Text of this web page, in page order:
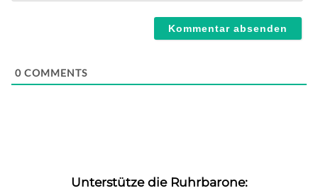
0 COMMENTS
Unterstütze die Ruhrbarone: